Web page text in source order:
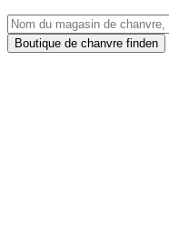
Boutique de chanvre finden